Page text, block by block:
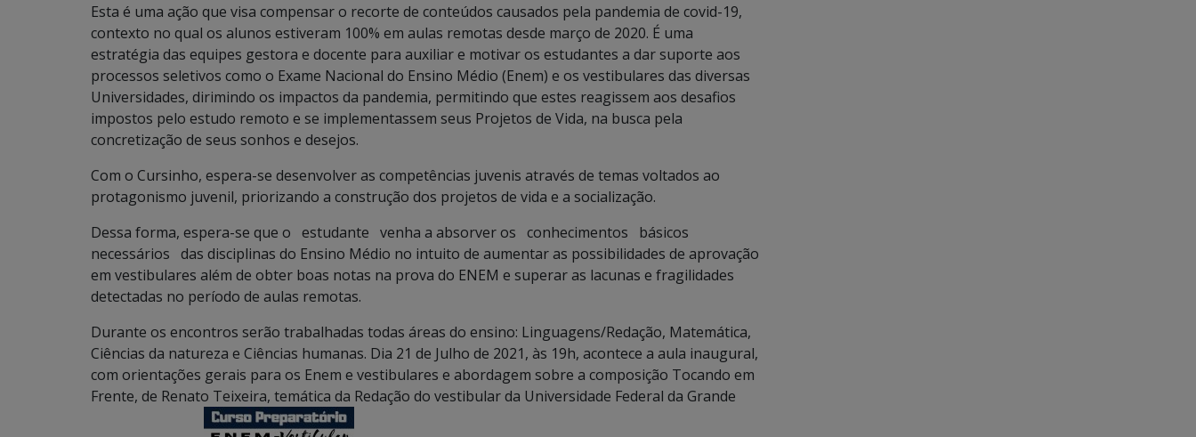
Esta é uma ação que visa compensar o recorte de conteúdos causados pela pandemia de covid-19,
contexto no qual os alunos estiveram 100% em aulas remotas desde março de 2020. É uma
estratégia das equipes gestora e docente para auxiliar e motivar os estudantes a dar suporte aos
processos seletivos como o Exame Nacional do Ensino Médio (Enem) e os vestibulares das diversas
Universidades, dirimindo os impactos da pandemia, permitindo que estes reagissem aos desafios
impostos pelo estudo remoto e se implementassem seus Projetos de Vida, na busca pela
concretização de seus sonhos e desejos.
Com o Cursinho, espera-se desenvolver as competências juvenis através de temas voltados ao
protagonismo juvenil, priorizando a construção dos projetos de vida e a socialização.
Dessa forma, espera-se que o estudante venha a absorver os conhecimentos básicos
necessários das disciplinas do Ensino Médio no intuito de aumentar as possibilidades de aprovação
em vestibulares além de obter boas notas na prova do ENEM e superar as lacunas e fragilidades
detectadas no período de aulas remotas.
Durante os encontros serão trabalhadas todas áreas do ensino: Linguagens/Redação, Matemática,
Ciências da natureza e Ciências humanas. Dia 21 de Julho de 2021, às 19h, acontece a aula inaugural,
com orientações gerais para os Enem e vestibulares e abordagem sobre a composição Tocando em
Frente, de Renato Teixeira, temática da Redação do vestibular da Universidade Federal da Grande